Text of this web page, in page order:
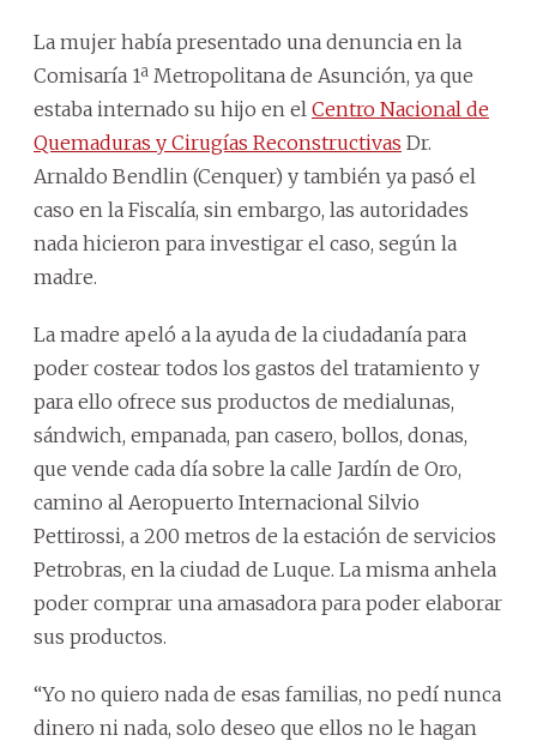
La mujer había presentado una denuncia en la
Comisaría 1ª Metropolitana de Asunción, ya que
estaba internado su hijo en el Centro Nacional de
Quemaduras y Cirugías Reconstructivas Dr.
Arnaldo Bendlin (Cenquer) y también ya pasó el
caso en la Fiscalía, sin embargo, las autoridades
nada hicieron para investigar el caso, según la
madre.
La madre apeló a la ayuda de la ciudadanía para
poder costear todos los gastos del tratamiento y
para ello ofrece sus productos de medialunas,
sándwich, empanada, pan casero, bollos, donas,
que vende cada día sobre la calle Jardín de Oro,
camino al Aeropuerto Internacional Silvio
Pettirossi, a 200 metros de la estación de servicios
Petrobras, en la ciudad de Luque. La misma anhela
poder comprar una amasadora para poder elaborar
sus productos.
“Yo no quiero nada de esas familias, no pedí nunca
dinero ni nada, solo deseo que ellos no le hagan